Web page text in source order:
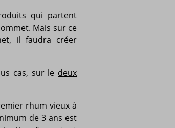
qui partent
Mais sur ce
il faudra créer
cas, sur le deux
rhum vieux à
de 3 ans est